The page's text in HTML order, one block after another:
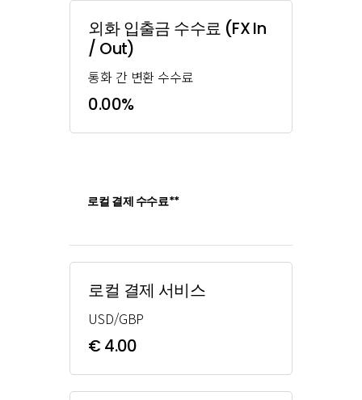
외화 입출금 수수료 (FX In
/ Out)
통화 간 변환 수수료
0.00%
로컬 결제 수수료**
로컬 결제 서비스
USD/GBP
€ 4.00